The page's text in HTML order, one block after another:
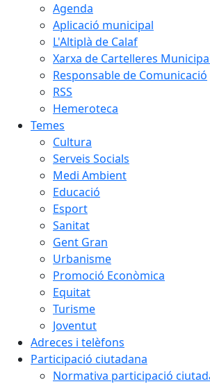
Agenda
Aplicació municipal
L'Altiplà de Calaf
Xarxa de Cartelleres
Responsable de Comunicació
RSS
Hemeroteca
Temes
Cultura
Serveis Socials
Medi Ambient
Educació
Esport
Sanitat
Gent Gran
Urbanisme
Promoció Econòmica
Equitat
Turisme
Joventut
Adreces i telèfons
Participació ciutadana
Normativa participació